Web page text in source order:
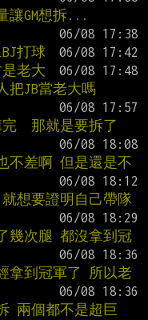
讓GM想拆...
打球
老大
把JB當老大嗎
那就是要拆了
不差啊 但是還是不
想要證明自己帶隊
幾次腿 都沒拿到冠
拿到冠軍了 所以老
兩個都不是超巨